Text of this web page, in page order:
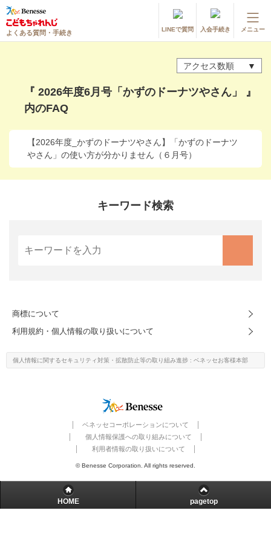
よくある質問・手続き LINEで質問 入会手続き メニュー
よくある質問・お問い合わせ
カテゴリーから探す
お問い合わせ窓口
他の講座のよくある質問・手続きはこちら
進研ゼミ 高校講座
こどもちゃれんじのご紹介はこちら
会員サイトはこちら
アクセス数順
『 2026年度6月号「かずのドーナツやさん」 』
内のFAQ
【2026年度_かずのドーナツやさん】「かずのドーナツ
やさん」の使い方が分かりません（６月号）
キーワード検索
商標について
利用規約・個人情報の取り扱いについて
個人情報に関するセキュリティ対策・ 拡散防止等の取り組み進捗 : ベネッセお客様本部
ベネッセコーポレーションについて
個人情報保護への取り組みについて
利用者情報の取り扱いについて
© Benesse Corporation. All rights reserved.
HOME pagetop